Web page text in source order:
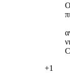
+1